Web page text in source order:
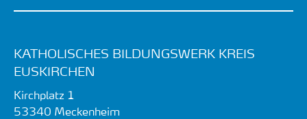
KATHOLISCHES BILDUNGSWERK KREIS
EUSKIRCHEN
Kirchplatz 1
53340 Meckenheim